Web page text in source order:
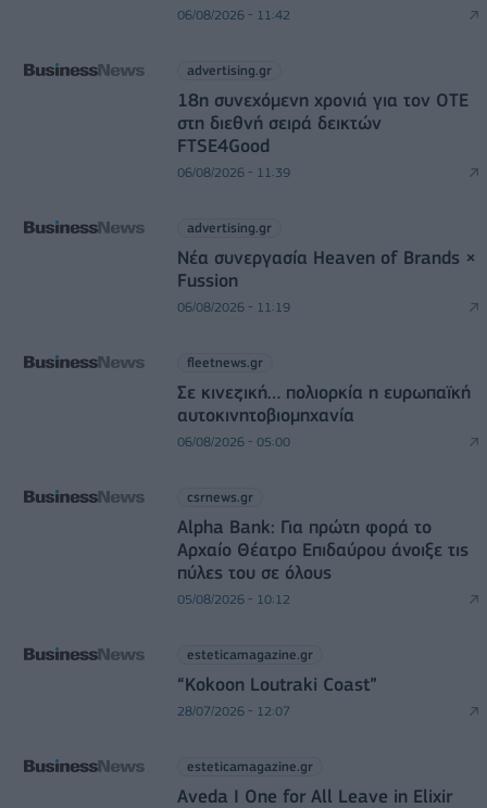
06/08/2026 - 11:42
advertising.gr
18η συνεχόμενη χρονιά για τον ΟΤΕ
στη διεθνή σειρά δεικτών
FTSE4Good
06/08/2026 - 11:39
advertising.gr
Νέα συνεργασία Heaven of Brands ×
Fussion
06/08/2026 - 11:19
fleetnews.gr
Σε κινεζική… πολιορκία η ευρωπαϊκή
αυτοκινητοβιομηχανία
06/08/2026 - 05:00
csrnews.gr
Alpha Bank: Για πρώτη φορά το
Αρχαίο Θέατρο Επιδαύρου άνοιξε τις
πύλες του σε όλους
05/08/2026 - 10:12
esteticamagazine.gr
“Kokoon Loutraki Coast”
28/07/2026 - 12:07
esteticamagazine.gr
Aveda I One for All Leave in Elixir